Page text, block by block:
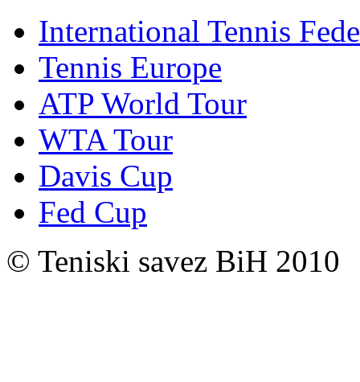
International Tennis
Tennis Europe
ATP World Tour
WTA Tour
Davis Cup
Fed Cup
© Teniski savez BiH 2010